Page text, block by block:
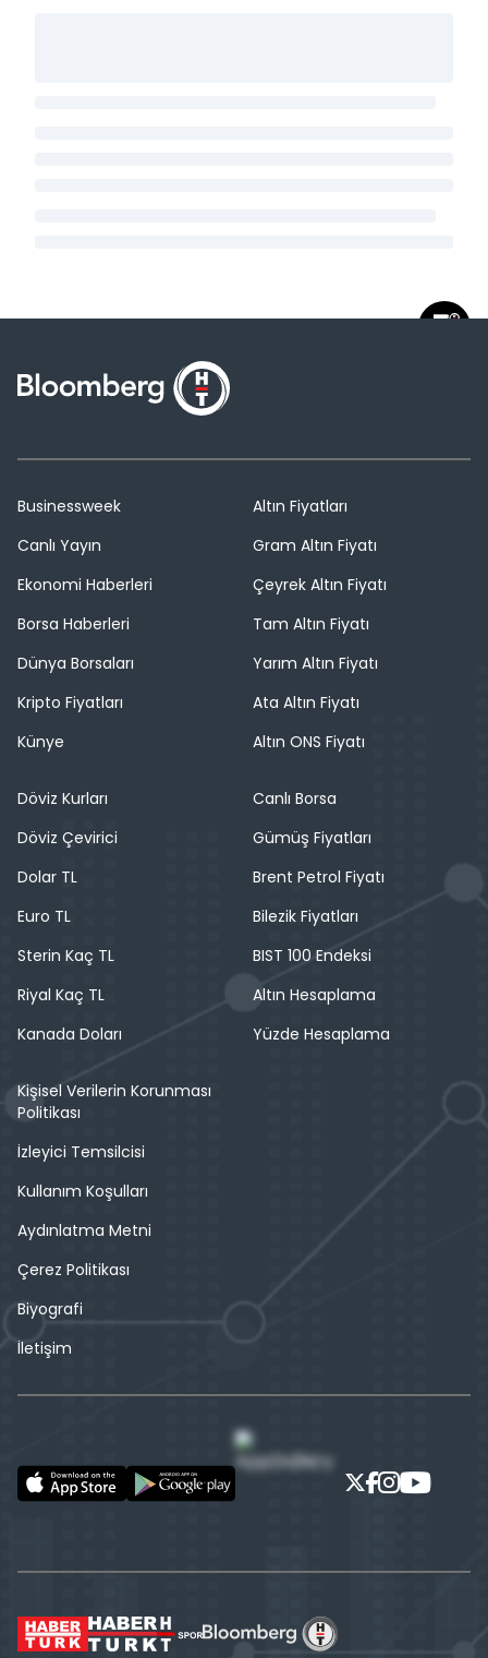
Businessweek
Canlı Yayın
Ekonomi Haberleri
Borsa Haberleri
Dünya Borsaları
Kripto Fiyatları
Künye
Altın Fiyatları
Gram Altın Fiyatı
Çeyrek Altın Fiyatı
Tam Altın Fiyatı
Yarım Altın Fiyatı
Ata Altın Fiyatı
Altın ONS Fiyatı
Döviz Kurları
Döviz Çevirici
Dolar TL
Euro TL
Sterin Kaç TL
Riyal Kaç TL
Kanada Doları
Canlı Borsa
Gümüş Fiyatları
Brent Petrol Fiyatı
Bilezik Fiyatları
BIST 100 Endeksi
Altın Hesaplama
Yüzde Hesaplama
Kişisel Verilerin Korunması
Politikası
İzleyici Temsilcisi
Kullanım Koşulları
Aydınlatma Metni
Çerez Politikası
Biyografi
İletişim